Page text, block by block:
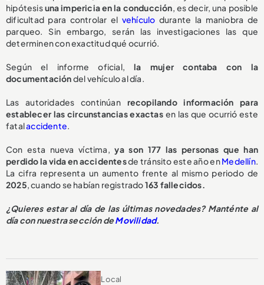
hipótesisuna impericia en la conducción , es decir, una posible
dificultad para controlar el vehículo durante la maniobra de
parqueo. Sin embargo, serán las investigaciones las que
determinen con exactitud qué ocurrió.
Según el informe oficial,la mujer contaba con la
documentacióndel vehículo al día.
Las autoridades continúan recopilando información para
establecer las circunstancias exactasen las que ocurrió este
fatalaccidente
Con esta nueva víctima,ya son 177 las personas que han
perdido la vida en accidentesde tránsito este año enMedellín.
La cifra representa un aumento frente al mismo periodo de
2025 , cuando se habían registrado163 fallecidos.
¿Quieres estar al día de las últimas novedades? Manténte al
día con nuestra sección deMovilidad.
Local